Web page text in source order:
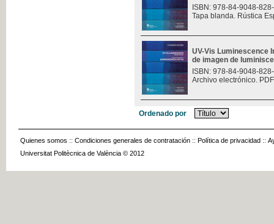
ISBN: 978-84-9048-
Tapa blanda. Rústica
UV-Vis Luminescence
de imagen de
ISBN: 978-84-9048-
Archivo electrónico.
Ordenado por
Quienes somos :: Condiciones generales de contratación :: Política de privacidad ::
Universitat Politècnica de València © 2012